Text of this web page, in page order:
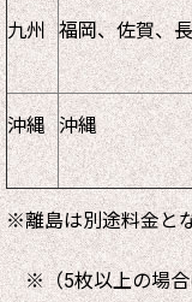
九州 福岡、佐賀、
沖縄 沖縄
※離島は別途料金と
※（5枚以上の場合